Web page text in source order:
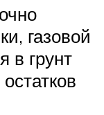
газовой
в грунт